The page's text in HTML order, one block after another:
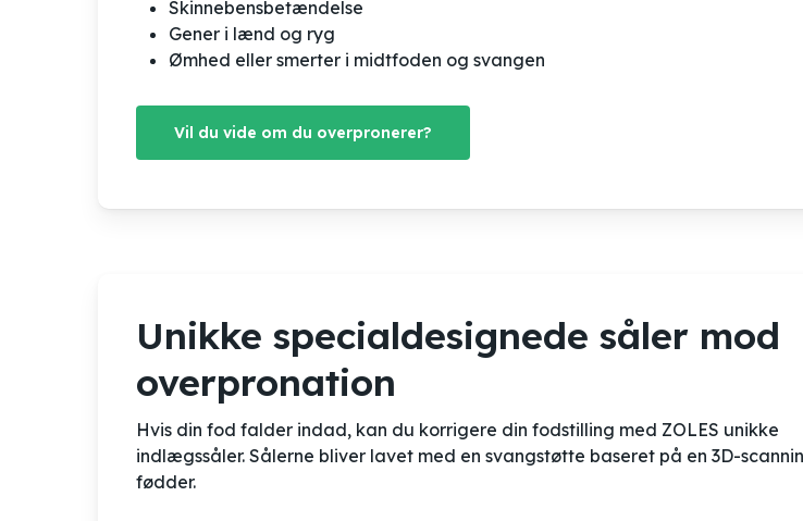
Skinnebensbetændelse
Gener i lænd og ryg
Ømhed eller smerter i midtfoden og svangen
Vil du vide om du overpronerer?
Unikke specialdesignede såler mod
overpronation
Hvis din fod falder indad, kan du korrigere din fodstilling med ZOLES unikke
indlægssåler. Sålerne bliver lavet med en svangstøtte baseret på en 3D-
fødder.